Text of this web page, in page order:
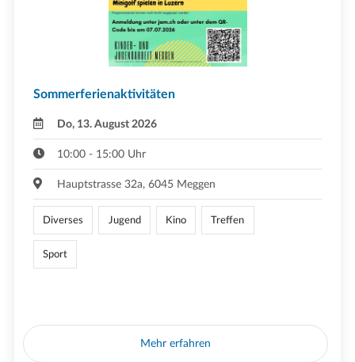
Sommerferienaktivitäten
Do, 13. August 2026
10:00 - 15:00 Uhr
Hauptstrasse 32a, 6045 Meggen
Diverses Jugend Kino Treffen
Sport
Mehr erfahren